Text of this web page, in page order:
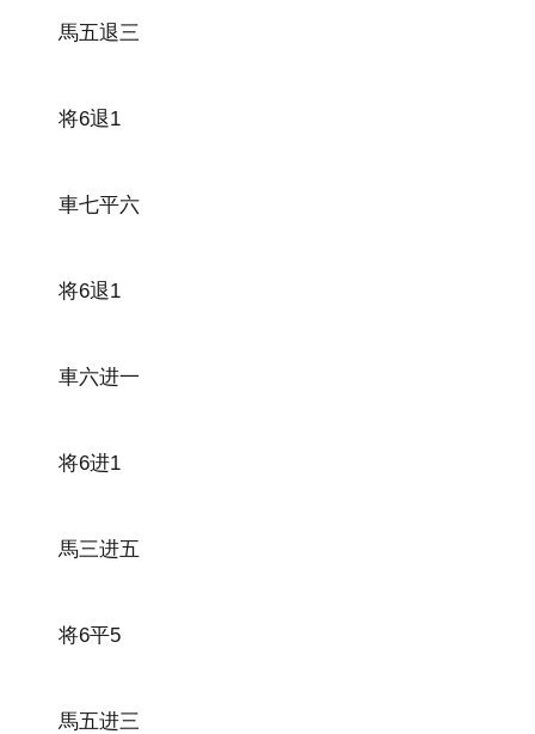
馬五退三
将6退1
車七平六
将6退1
車六进一
将6进1
馬三进五
将6平5
馬五进三